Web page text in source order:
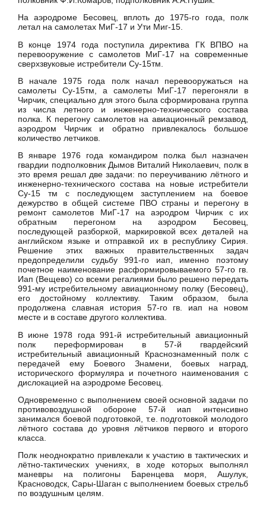
На аэродроме Бесовец, вплоть до 1975-го года, полк
летал на самолетах МиГ-17 и Ути Миг-15.
В конце 1974 года поступила директива ГК ВПВО на
перевооружение с самолетов МиГ-17 на современные
сверхзвуковые истребители Су-15тм.
В начале 1975 года полк начал перевооружаться на
самолеты Су-15тм, а самолеты МиГ-17 перегоняли в
Чирчик, специально для этого была сформирована группа
из числа летного и инженерно-технического состава
полка. К перегону самолетов на авиационный ремзавод,
аэродром Чирчик и обратно привлекалось большое
количество летчиков.
В январе 1976 года командиром полка был назначен
гвардии подполковник Дымов Виталий Николаевич, полк в
это время решал две задачи: по переучиванию лётного и
инженерно-технического состава на новые истребители
Су-15 тм с последующем заступлением на боевое
дежурство в общей системе ПВО страны и перегону в
ремонт самолетов МиГ-17 на аэродром Чирчик с их
обратным перегоном на аэродром Бесовец,
последующей разборкой, маркировкой всех деталей на
английском языке и отправкой их в республику Сирия.
Решение этих важных правительственных задач
предопределили судьбу 991-го иап, именно поэтому
почетное наименование расформировываемого 57-го гв.
Иап (Вещево) со всеми регалиями было решено передать
991-му истребительному авиационному полку (Бесовец),
его достойному коллективу. Таким образом, была
продолжена славная история 57-го гв. иап на новом
месте и в составе другого коллектива.
В июне 1978 года 991-й истребительный авиационный
полк переформирован в 57-й гвардейский
истребительный авиационный Краснознаменный полк с
передачей ему Боевого Знамени, боевых наград,
исторического формуляра и почетного наименования с
дислокацией на аэродроме Бесовец.
Одновременно с выполнением своей основной задачи по
противовоздушной обороне 57-й иап интенсивно
занимался боевой подготовкой, т.е. подготовкой молодого
лётного состава до уровня лётчиков первого и второго
класса.
Полк неоднократно привлекали к участию в тактических и
лётно-тактических учениях, в ходе которых выполнял
маневры на полигоны Баренцева моря, Ашулук,
Красноводск, Сары-Шаган с выполнением боевых стрельб
по воздушным целям.